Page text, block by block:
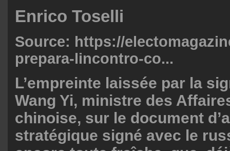
Enrico Toselli
Source: https://
prepara-lincontro-co...
L’empreinte laissée par la
Wang Yi, ministre des
chinoise, sur le document
stratégique signé avec le